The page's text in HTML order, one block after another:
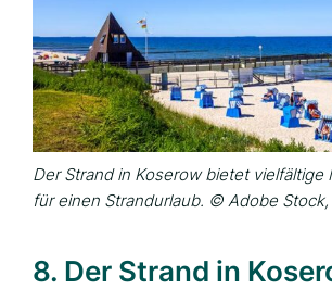
Der Strand in Koserow bietet vielfältige
für einen Strandurlaub. © Adobe Stock,
8. Der Strand in